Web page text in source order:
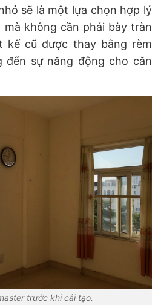
sẽ là một lựa chọn hợp lý
không cần phải bày tràn
kế cũ được thay bằng rèm
đến sự năng động cho căn
trước khi cải tạo.